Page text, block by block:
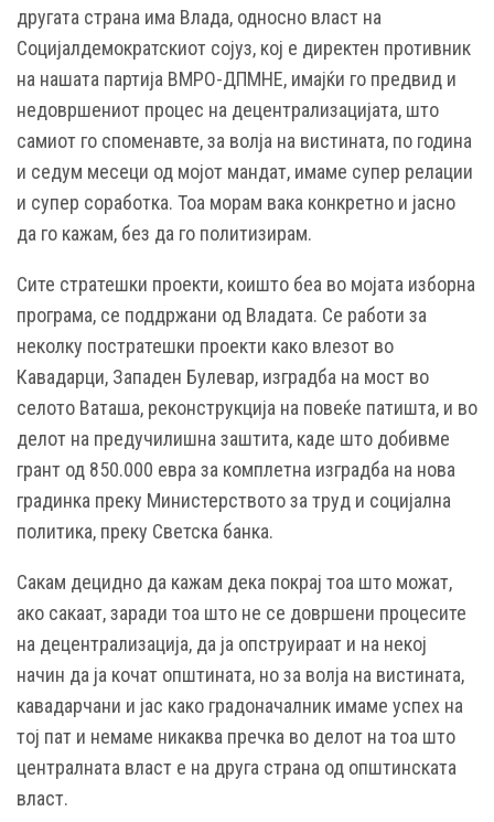
другата страна има Влада, односно власт на
Социјалдемократскиот сојуз, кој е директен противник
на нашата партија ВМРО-ДПМНЕ, имајќи го предвид и
недовршениот процес на децентрализацијата, што
самиот го споменавте, за волја на вистината, по година
и седум месеци од мојот мандат, имаме супер релации
и супер соработка. Тоа морам вака конкретно и јасно
да го кажам, без да го политизирам.
Сите стратешки проекти, коишто беа во мојата изборна
програма, се поддржани од Владата. Се работи за
неколку постратешки проекти како влезот во
Кавадарци, Западен Булевар, изградба на мост во
селото Ваташа, реконструкција на повеќе патишта, и во
делот на предучилишна заштита, каде што добивме
грант од 850.000 евра за комплетна изградба на нова
градинка преку Министерството за труд и социјална
политика, преку Светска банка.
Сакам децидно да кажам дека покрај тоа што можат,
ако сакаат, заради тоа што не се довршени процесите
на децентрализација, да ја опструираат и на некој
начин да ја кочат општината, но за волја на вистината,
кавадарчани и јас како градоначалник имаме успех на
тој пат и немаме никаква пречка во делот на тоа што
централната власт е на друга страна од општинската
власт.